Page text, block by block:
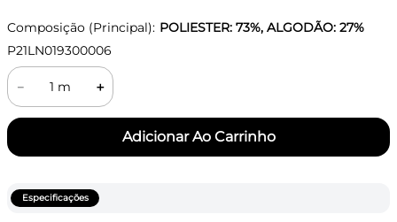
Composição (Principal): POLIESTER: 73%, ALGODÃO: 27%
P21LN019300006
＋
－
Especificações